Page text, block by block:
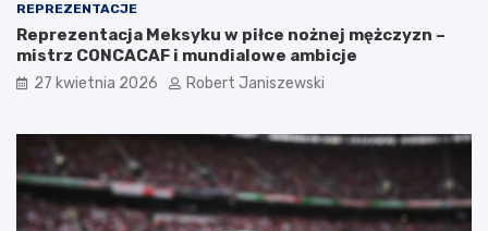
REPREZENTACJE
Reprezentacja Meksyku w piłce nożnej mężczyzn –
mistrz CONCACAF i mundialowe ambicje
27 kwietnia 2026 Robert Janiszewski